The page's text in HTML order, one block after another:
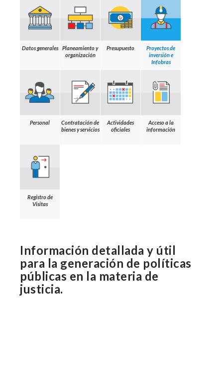
Datos generales
Planeamiento y
organización
Presupuesto
Proyectos de
inversión e
Infobras
Personal
Contratación de
bienes y servicios
Actividades
oficiales
Acceso a la
información
Registro de
Visitas
Información detallada y útil
para la generación de políticas
públicas en la materia de
justicia.